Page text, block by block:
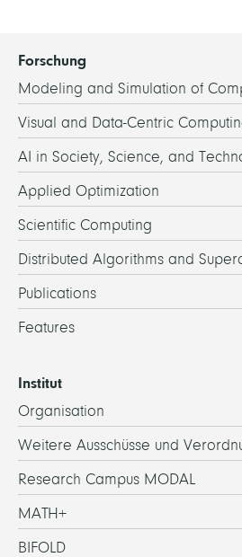
Forschung
Modeling and Simulation of
Visual and Data-Centric
AI in Society, Science, and
Applied Optimization
Scientific Computing
Distributed Algorithms and
Publications
Features
Institut
Organisation
Weitere Ausschüsse und
Research Campus MODAL
MATH+
BIFOLD